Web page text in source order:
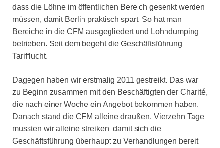
dass die Löhne im öffentlichen Bereich gesenkt werden
müssen, damit Berlin praktisch spart. So hat man
Bereiche in die CFM ausgegliedert und Lohndumping
betrieben. Seit dem begeht die Geschäftsführung
Tarifflucht.
Dagegen haben wir erstmalig 2011 gestreikt. Das war
zu Beginn zusammen mit den Beschäftigten der Charité,
die nach einer Woche ein Angebot bekommen haben.
Danach stand die CFM alleine draußen. Vierzehn Tage
mussten wir alleine streiken, damit sich die
Geschäftsführung überhaupt zu Verhandlungen bereit